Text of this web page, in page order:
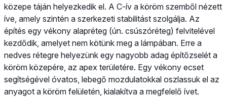
közepe táján helyezkedik el. A C-ív a köröm szemből nézett
íve, amely szintén a szerkezeti stabilitást szolgálja. Az
építés egy vékony alapréteg (ún. csúszóréteg) felvitelével
kezdődik, amelyet nem kötünk meg a lámpában. Erre a
nedves rétegre helyezünk egy nagyobb adag építőzselét a
köröm közepére, az apex területére. Egy vékony ecset
segítségével óvatos, lebegő mozdulatokkal oszlassuk el az
anyagot a köröm felületén, kialakítva a megfelelő ívet.